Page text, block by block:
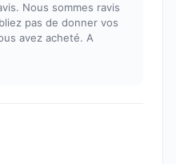
Nous sommes ravis
pas de donner vos
avez acheté. A